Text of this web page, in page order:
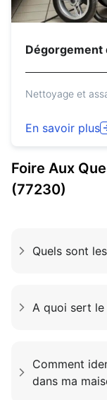
Dégorgement
Nettoyage et
En savoir plus
Foire Aux
(77230)
Quels sont
A quoi sert le
Comment
dans ma